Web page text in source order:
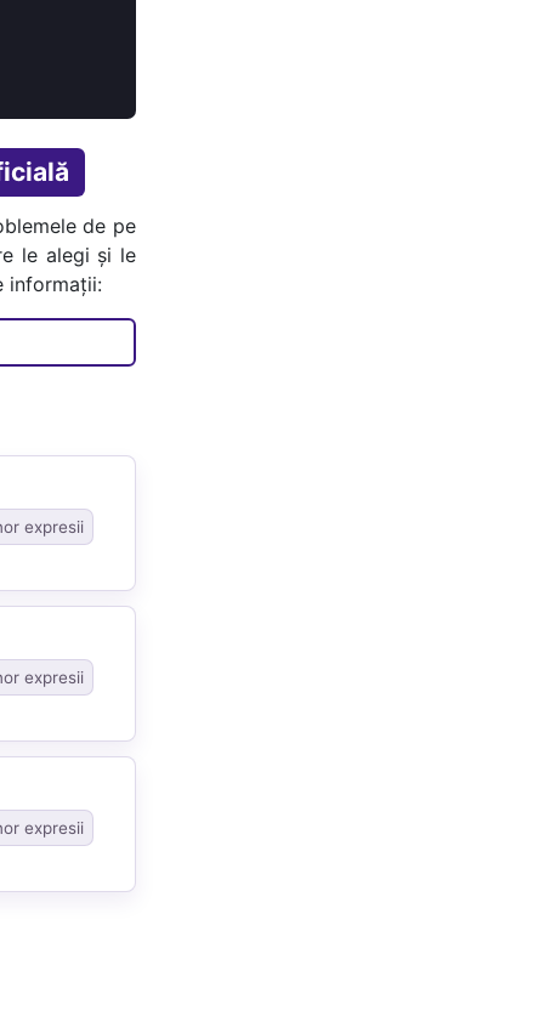
de pe
le alegi și le
informații:
expresii
expresii
expresii